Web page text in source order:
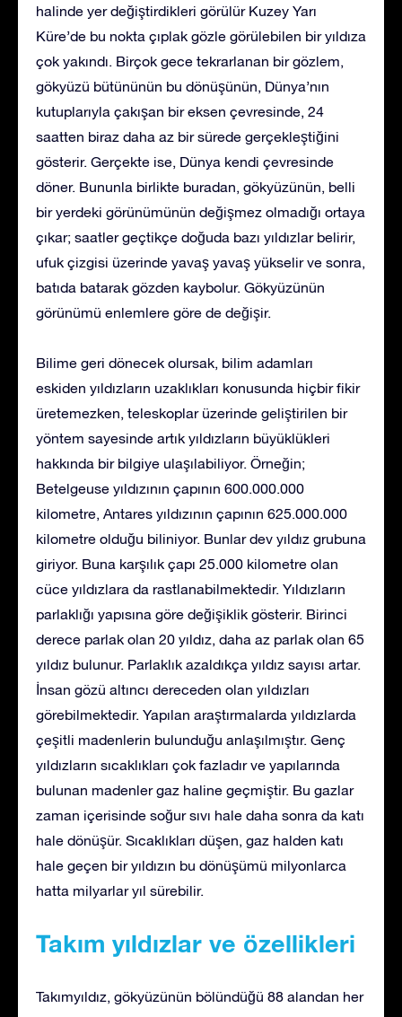
halinde yer değiştirdikleri görülür Kuzey Yarı
Küre’de bu nokta çıplak gözle görülebilen bir yıldıza
çok yakındı. Birçok gece tekrarlanan bir gözlem,
gökyüzü bütününün bu dönüşünün, Dünya’nın
kutuplarıyla çakışan bir eksen çevresinde, 24
saatten biraz daha az bir sürede gerçekleştiğini
gösterir. Gerçekte ise, Dünya kendi çevresinde
döner. Bununla birlikte buradan, gökyüzünün, belli
bir yerdeki görünümünün değişmez olmadığı ortaya
çıkar; saatler geçtikçe doğuda bazı yıldızlar belirir,
ufuk çizgisi üzerinde yavaş yavaş yükselir ve sonra,
batıda batarak gözden kaybolur. Gökyüzünün
görünümü enlemlere göre de değişir.
Bilime geri dönecek olursak, bilim adamları
eskiden yıldızların uzaklıkları konusunda hiçbir fikir
üretemezken, teleskoplar üzerinde geliştirilen bir
yöntem sayesinde artık yıldızların büyüklükleri
hakkında bir bilgiye ulaşılabiliyor. Örneğin;
Betelgeuse yıldızının çapının 600.000.000
kilometre, Antares yıldızının çapının 625.000.000
kilometre olduğu biliniyor. Bunlar dev yıldız grubuna
giriyor. Buna karşılık çapı 25.000 kilometre olan
cüce yıldızlara da rastlanabilmektedir. Yıldızların
parlaklığı yapısına göre değişiklik gösterir. Birinci
derece parlak olan 20 yıldız, daha az parlak olan 65
yıldız bulunur. Parlaklık azaldıkça yıldız sayısı artar.
İnsan gözü altıncı dereceden olan yıldızları
görebilmektedir. Yapılan araştırmalarda yıldızlarda
çeşitli madenlerin bulunduğu anlaşılmıştır. Genç
yıldızların sıcaklıkları çok fazladır ve yapılarında
bulunan madenler gaz haline geçmiştir. Bu gazlar
zaman içerisinde soğur sıvı hale daha sonra da katı
hale dönüşür. Sıcaklıkları düşen, gaz halden katı
hale geçen bir yıldızın bu dönüşümü milyonlarca
hatta milyarlar yıl sürebilir.
Takım yıldızlar ve özellikleri
Takımyıldız, gökyüzünün bölündüğü 88 alandan her